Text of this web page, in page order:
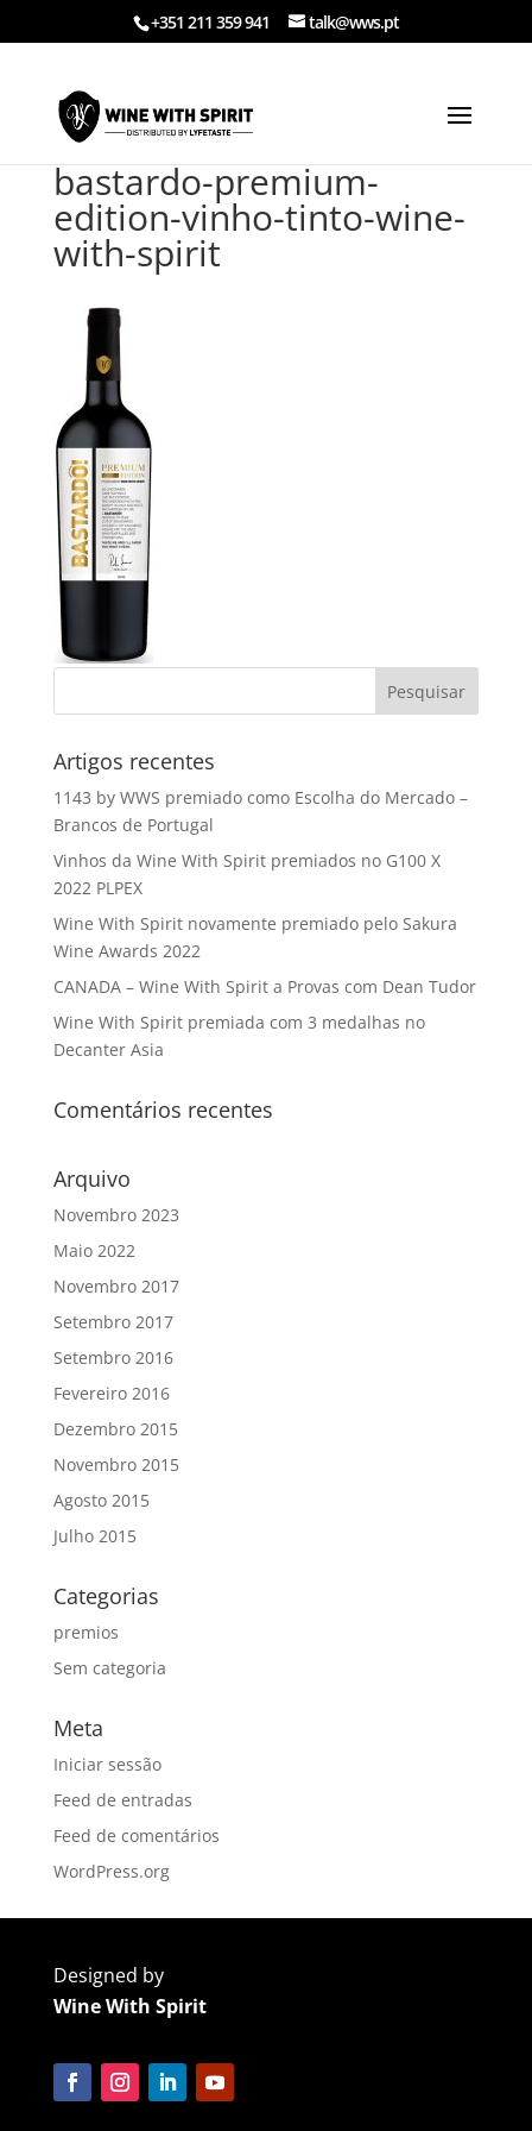
+351 211 359 941 talk@wws.pt
bastardo-premium-
edition-vinho-tinto-wine-
with-spirit
Artigos recentes
1143 by WWS premiado como Escolha do Mercado –
Brancos de Portugal
Vinhos da Wine With Spirit premiados no G100 X
2022 PLPEX
Wine With Spirit novamente premiado pelo Sakura
Wine Awards 2022
CANADA – Wine With Spirit a Provas com Dean Tudor
Wine With Spirit premiada com 3 medalhas no
Decanter Asia
Comentários recentes
Arquivo
Novembro 2023
Maio 2022
Novembro 2017
Setembro 2017
Setembro 2016
Fevereiro 2016
Dezembro 2015
Novembro 2015
Agosto 2015
Julho 2015
Categorias
premios
Sem categoria
Meta
Iniciar sessão
Feed de entradas
Feed de comentários
WordPress.org
Designed by
Wine With Spirit